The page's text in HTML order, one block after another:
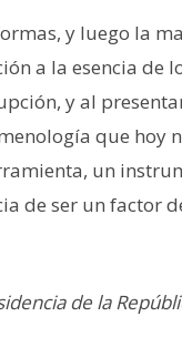
y luego la
a la esencia de
y al
que hoy
un
de ser un factor
de la